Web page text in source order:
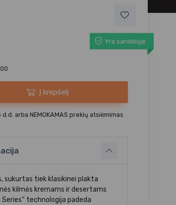
Yra sandėlyje
Į krepšelį
arba NEMOKAMAS prekių atsiėmimas
sukurtas tiek klasikinei plakta
kilmės kremams ir desertams
technologija padeda